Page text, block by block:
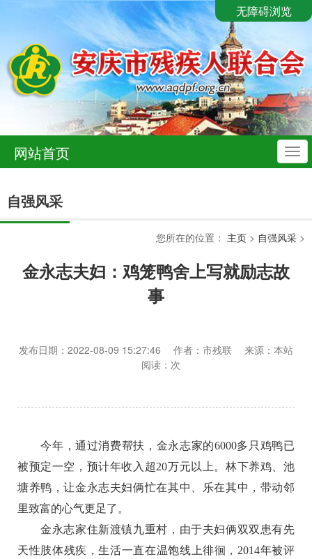
无障碍浏览
导
航
网站首页
自强风采
您所在的位置： 主页 > 自强风采 >
金永志夫妇：鸡笼鸭舍上写就励志故
事
发布日期：2022-08-09 15:27:46 作者：市残联 来源：本站
阅读： 次
今年，通过消费帮扶，金永志家的6000多只鸡鸭已
被预定一空，预计年收入超20万元以上。林下养鸡、池
塘养鸭，让金永志夫妇俩忙在其中、乐在其中，带动邻
里致富的心气更足了。
金永志家住新渡镇九重村，由于夫妇俩双双患有先
天性肢体残疾，生活一直在温饱线上徘徊，2014年被评